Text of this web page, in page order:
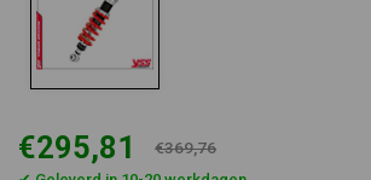
€295,81 €369,76